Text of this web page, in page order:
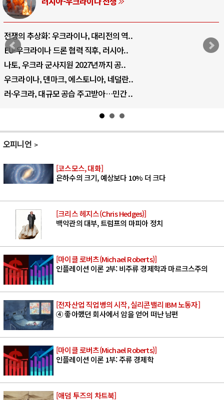
전쟁의 추상화: 우크라이나, 대리전의 역..
EU·우크라이나 드론 협력 직후, 러시아..
나토, 우크라 군사지원 2027년까지 공..
우크라이나, 덴마크, 에스토니아, 네덜란..
러·우크라, 대규모 공습 주고받아…민간 ..
오피니언
[코스모스, 대화]
은하수의 크기, 예상보다 10% 더 크다
[크리스 헤지스(Chris Hedges)]
백악관의 대부, 트럼프의 마피아 정치
[마이클 로버츠(Michael Roberts)]
인플레이션 이론 2부: 비주류 경제학과 마르크스주의
[전자산업 직업병의 시작, 실리콘밸리 IBM 노동자]
④ 좋아했던 회사에서 암을 얻어 떠난 남편
[마이클 로버츠(Michael Roberts)]
인플레이션 이론 1부: 주류 경제학
[애덤 투즈의 차트북]